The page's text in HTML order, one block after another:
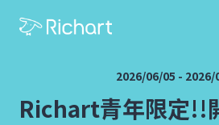
2026/06/05 - 2026/
Richart青年限定!!